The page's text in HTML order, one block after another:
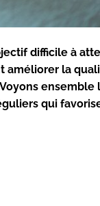
difficile à
améliorer la
qui